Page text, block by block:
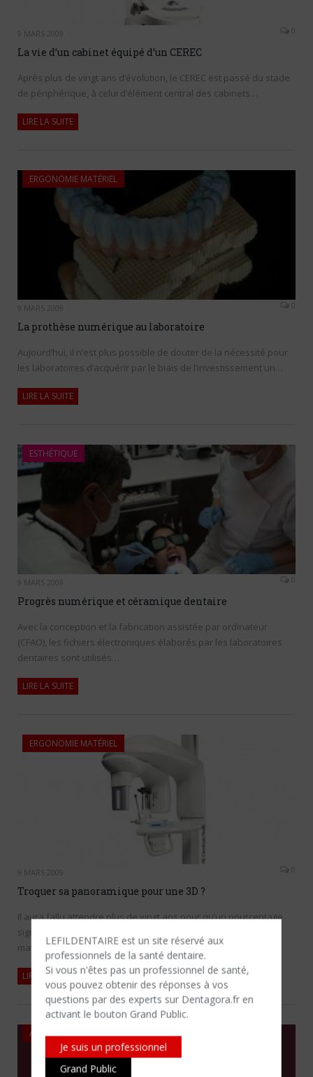
LEFILDENTAIRE est un site réservé aux
professionnels de la santé dentaire.
Si vous n'êtes​ pas un professionnel de santé,
vous pouvez obtenir des réponses à vos
questions par des experts sur Dentagora.fr en
activant le bouton Grand Public.
Je suis un professionnel
Grand Public
9 MARS 2009 0
La vie d’un cabinet équipé d’un CEREC
Après plus de vingt ans d’évolution, le CEREC est passé du stade
de périphérique, à celui d’élément central des cabinets…
LIRE LA SUITE
ERGONOMIE MATÉRIEL
9 MARS 2009 0
La prothèse numérique au laboratoire
Aujourd’hui, il n’est plus possible de douter de la nécessité pour
les laboratoires d’acquérir par le biais de l’investissement un…
LIRE LA SUITE
ESTHÉTIQUE
9 MARS 2009 0
Progrès numérique et céramique dentaire
Avec la conception et la fabrication assistée par ordinateur
(CFAO), les fichiers électroniques élaborés par les laboratoires
dentaires sont utilisés…
LIRE LA SUITE
ERGONOMIE MATÉRIEL
9 MARS 2009 0
Troquer sa panoramique pour une 3D ?
Il aura fallu attendre plus de vingt ans pour qu’un pourcentage
significatif de cabinets dentaires français soit équipé en
matériel…
LIRE LA SUITE
AUTRES